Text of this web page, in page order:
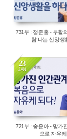
731부 : 정준홍 - 부활
람 나는 신앙생
23
JAN
2135
721부 : 송윤아 - 망가
으로 자유